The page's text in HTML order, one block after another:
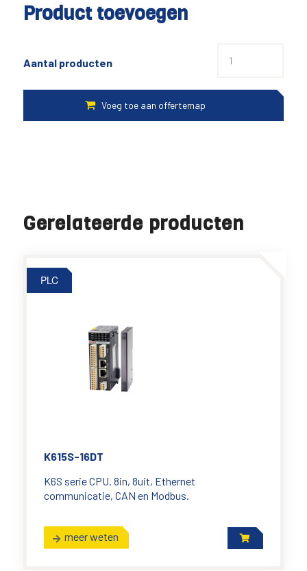
Product toevoegen
Aantal producten
Gerelateerde producten
PLC
K615S-16DT
K6S serie CPU. 8in, 8uit, Ethernet
communicatie, CAN en Modbus.
meer weten